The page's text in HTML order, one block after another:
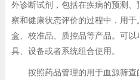
外诊断试剂，包括在疾病的预测
察和健康状态评价的过程中，用
盒、校准品、质控品等产品。可
具、设备或者系统组合使用。
按照药品管理的用于血源筛查